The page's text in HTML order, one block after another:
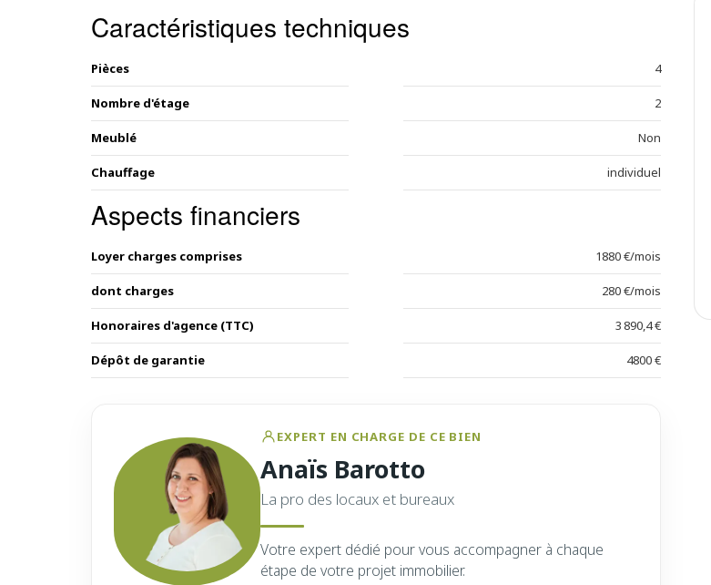
Caractéristiques techniques
Pièces 4
Nombre d'étage 2
Meublé Non
Chauffage individuel
Aspects financiers
Loyer charges comprises 1880 €/mois
dont charges 280 €/mois
Honoraires d'agence (TTC) 3 890,4 €
Dépôt de garantie 4800 €
EXPERT EN CHARGE DE CE BIEN
Anaïs Barotto
La pro des locaux et bureaux
Votre expert dédié pour vous accompagner à chaque
étape de votre projet immobilier.